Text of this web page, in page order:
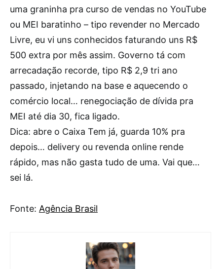
uma graninha pra curso de vendas no YouTube
ou MEI baratinho – tipo revender no Mercado
Livre, eu vi uns conhecidos faturando uns R$
500 extra por mês assim. Governo tá com
arrecadação recorde, tipo R$ 2,9 tri ano
passado, injetando na base e aquecendo o
comércio local… renegociação de dívida pra
MEI até dia 30, fica ligado.
Dica: abre o Caixa Tem já, guarda 10% pra
depois… delivery ou revenda online rende
rápido, mas não gasta tudo de uma. Vai que…
sei lá.
Fonte: Agência Brasil